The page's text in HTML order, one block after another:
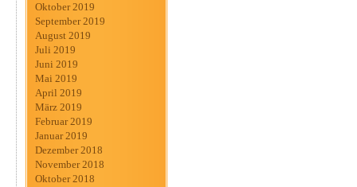
Oktober 2019
September 2019
August 2019
Juli 2019
Juni 2019
Mai 2019
April 2019
März 2019
Februar 2019
Januar 2019
Dezember 2018
November 2018
Oktober 2018